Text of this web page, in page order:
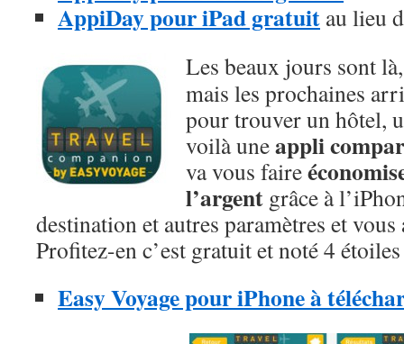
AppiDay pour iPad gratuit au lieu
Les beaux jours sont
mais les prochaines
pour trouver un hôtel,
voilà uneappli
va vous faire
l’argent grâce à
destination et autres paramètres et
Profitez-en c’est gratuit et noté 4
Easy Voyage pour iPhone à